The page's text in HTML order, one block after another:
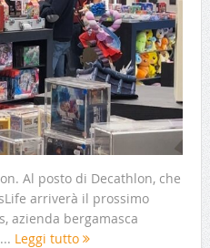
Al posto di Decathlon, che
arriverà il prossimo
azienda bergamasca
Leggi tutto